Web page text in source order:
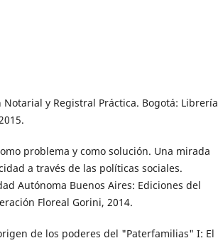
Notarial y Registral Práctica. Bogotá: Librería
problema y como solución. Una mirada
a través de las políticas sociales.
Autónoma Buenos Aires: Ediciones del
Floreal Gorini, 2014.
de los poderes del "Paterfamilias" I: El